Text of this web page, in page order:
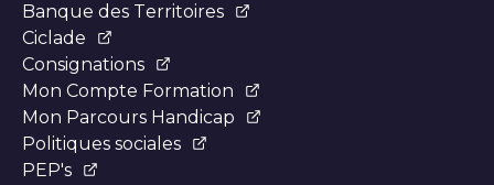
Banque des Territoires
Ciclade
Consignations
Mon Compte Formation
Mon Parcours Handicap
Politiques sociales
PEP's